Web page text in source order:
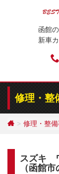
函館
新車
修理・整
修理・整備
スズキ
（函館